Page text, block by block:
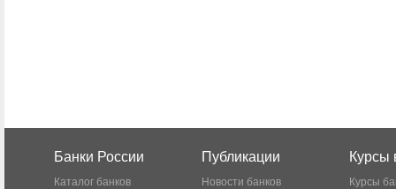
Банки России
Каталог банков
Публикации
Новости банков
Курсы
Курсы